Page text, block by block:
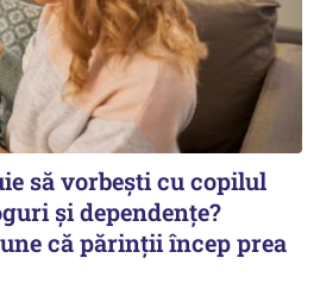
să vorbești cu copilul
și dependențe?
că părinții încep prea